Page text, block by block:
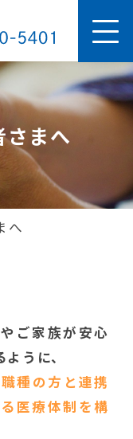
さまへ
へ
ご家族が安心
うに、
種の方と連携
医療体制を構